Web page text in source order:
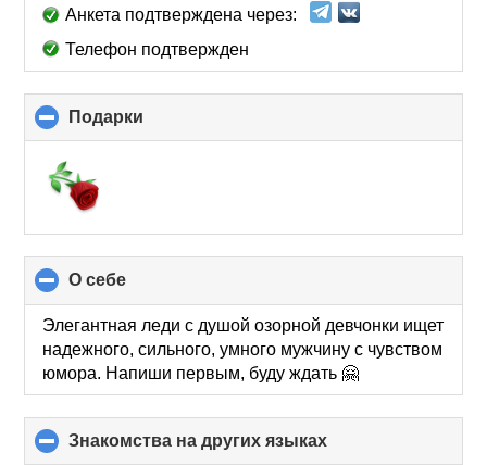
Анкета подтверждена через:
Телефон подтвержден
Подарки
to
О себе
to
collapse
contents
Элегантная леди с душой озорной девчонки ищет
надежного, сильного, умного мужчину с чувством
юмора. Напиши первым, буду ждать 🤗
Знакомства на других языках